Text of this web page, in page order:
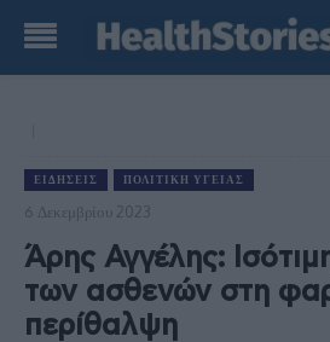
ΕΙΔΉΣΕΙΣ ΠΟΛΙΤΙΚΉ ΥΓΕΊΑΣ
6 Δεκεμβρίου 2023
Άρης Αγγέλης:
των ασθενών στη
περίθαλψη